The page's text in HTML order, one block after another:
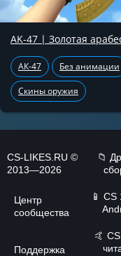
AK-47 | Золотая
АК-47 Без анимации
Скины оружия
CS-LIKES.RU ©
2013—2026
Центр
сообщества
Поддержка
📁
📱 CS
🤙